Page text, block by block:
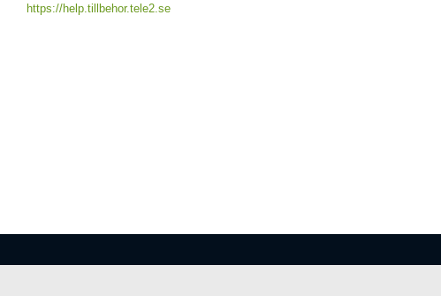
https://help.tillbehor.tele2.se